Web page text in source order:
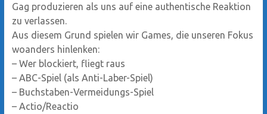
Gag produzieren als uns auf eine authentische Reaktion
zu verlassen.
Aus diesem Grund spielen wir Games, die unseren Fokus
woanders hinlenken:
– Wer blockiert, fliegt raus
– ABC-Spiel (als Anti-Laber-Spiel)
– Buchstaben-Vermeidungs-Spiel
– Actio/Reactio